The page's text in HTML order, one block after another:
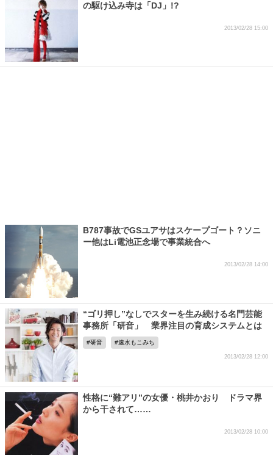
の駆け込み寺は「DJ」!?
2013/02/28 15:00
B787事故でGSユアサはスケープゴート？ソニ
ー他はLi電池正念場で事業統合へ
2013/02/28 14:00
“ゴリ押し”なしでスターを生み続ける名門芸能
事務所「研音」 業界注目の育成システムとは
研音 速水もこみち
2013/02/28 12:00
性格に“難アリ”の女優・桃井かおり ドラマ界
から干されて……
2013/02/28 10:00